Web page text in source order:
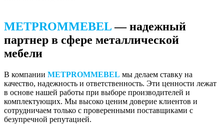
METPROMMEBEL— надежный
партнер в сфере металлической
мебели
В компании METPROMMEBEL мы делаем ставку на
качество, надежность и ответственность. Эти ценности лежат
в основе нашей работы при выборе производителей и
комплектующих. Мы высоко ценим доверие клиентов и
сотрудничаем только с проверенными поставщиками с
безупречной репутацией.